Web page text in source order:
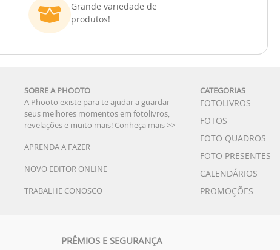
Grande variedade de
produtos!
SOBRE A PHOOTO
A Phooto existe para te ajudar a guardar
seus melhores momentos em fotolivros,
revelações e muito mais! Conheça mais >>
APRENDA A FAZER
NOVO EDITOR ONLINE
TRABALHE CONOSCO
CATEGORIAS
FOTOLIVROS
FOTOS
FOTO QUADROS
FOTO PRESENTES
CALENDÁRIOS
PROMOÇÕES
PRÊMIOS E SEGURANÇA